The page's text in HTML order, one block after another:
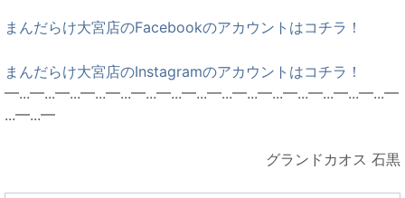
まんだらけ大宮店のFacebookのアカウントはコチラ！
まんだらけ大宮店のInstagramのアカウントはコチラ！
━...━...━...━...━...━...━...━...━...━...━...━...━...━...━...━
...━...━
グランドカオス 石黒